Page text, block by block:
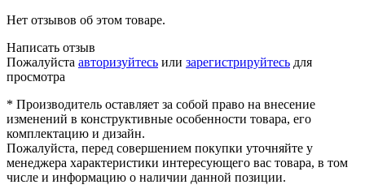
Нет отзывов об этом товаре.
Написать отзыв
Пожалуйста авторизуйтесь или зарегистрируйтесь для
просмотра
* Производитель оставляет за собой право на внесение
изменений в конструктивные особенности товара, его
комплектацию и дизайн.
Пожалуйста, перед совершением покупки уточняйте у
менеджера характеристики интересующего вас товара, в том
числе и информацию о наличии данной позиции.